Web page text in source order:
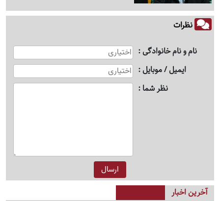
نظرات
نام و نام خانوادگی
ایمیل / موبایل
نظر شما
آخرین اخبار